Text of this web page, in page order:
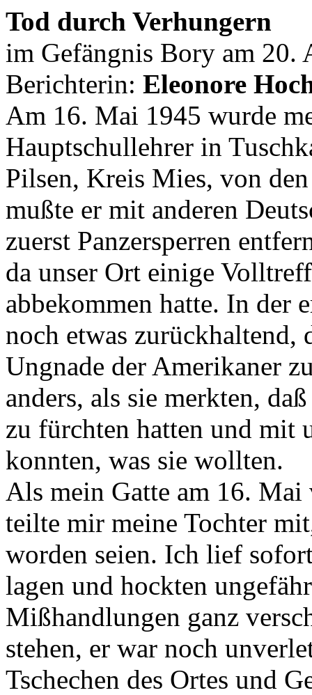
Tod durch Verhungern
im Gefängnis Bory am 20.
Berichterin: Eleonore
Am 16. Mai 1945 wurde
Hauptschullehrer in
Pilsen, Kreis Mies, von
mußte er mit anderen
zuerst Panzersperren
da unser Ort einige
abbekommen hatte. In der
noch etwas zurückhaltend,
Ungnade der Amerikaner
anders, als sie merkten,
zu fürchten hatten und mit
konnten, was sie wollten.
Als mein Gatte am 16.
teilte mir meine Tochter
worden seien. Ich lief
lagen und hockten
Mißhandlungen ganz
stehen, er war noch
Tschechen des Ortes und